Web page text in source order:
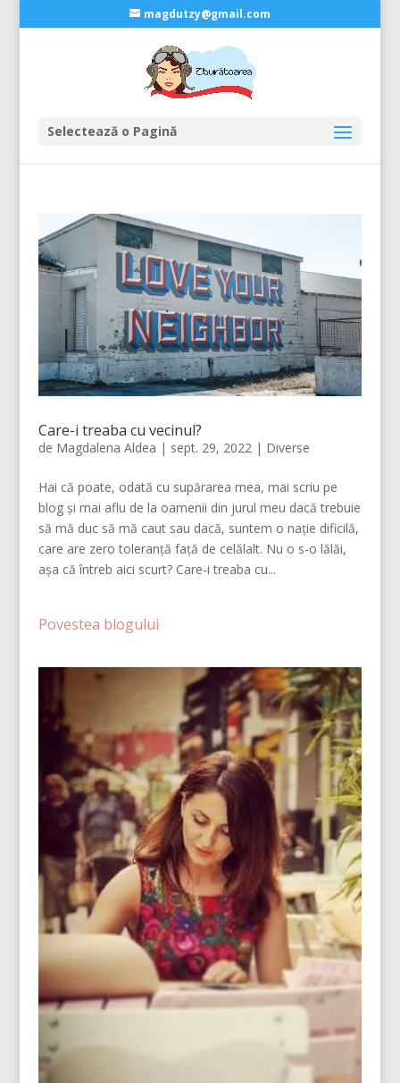
magdutzy@gmail.com
Selectează o Pagină
Care-i treaba cu vecinul?
de Magdalena Aldea | sept. 29, 2022| Diverse
Hai că poate, odată cu supărarea mea, mai scriu pe
blog și mai aflu de la oamenii din jurul meu dacă trebuie
să mă duc să mă caut sau dacă, suntem o nație dificilă,
care are zero toleranță față de celălalt. Nu o s-o lălăi,
așa că întreb aici scurt? Care-i treaba cu...
Povestea blogului